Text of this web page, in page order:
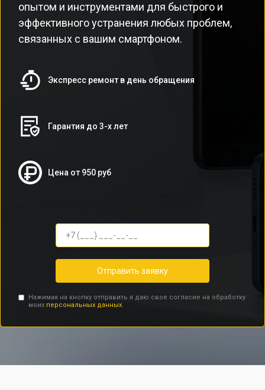
опытом и инструментами для быстрого и
эффективного устранения любых проблем,
связанных с вашим смартфоном.
Экспресс ремонт в день обращения
Гарантия до 3-х лет
Цена от 950 руб
Отправить заявку
Нажимая на кнопку отправить я даю свое согласие на обработку
моих персональных данных.